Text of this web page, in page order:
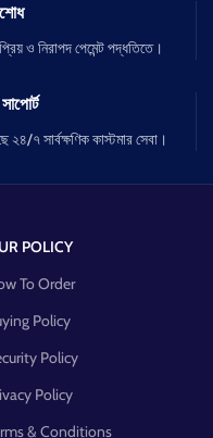
ও নিরাপদ পেমেন্ট পদ্ধতিতে।
৭ সার্বক্ষণিক কাস্টমার সেবা।
POLICY
To Order
Policy
Policy
Policy
& Conditions